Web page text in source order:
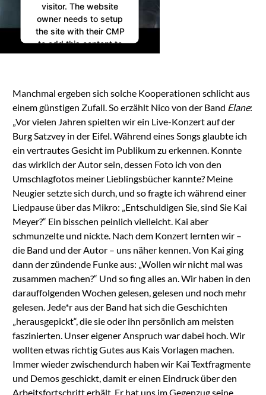
visitor. The website
owner needs to setup
the site with their CMP
to add this content to
the list of technologies
Usercentrics Consent
Management
Platform
Manchmal ergeben sich solche Kooperationen schlicht aus
einem günstigen Zufall. So erzählt Nico von der Band Elane:
„Vor vielen Jahren spielten wir ein Live-Konzert auf der
Burg Satzvey in der Eifel. Während eines Songs glaubte ich
ein vertrautes Gesicht im Publikum zu erkennen. Konnte
das wirklich der Autor sein, dessen Foto ich von den
Umschlagfotos meiner Lieblingsbücher kannte? Meine
Neugier setzte sich durch, und so fragte ich während einer
Liedpause über das Mikro: „Entschuldigen Sie, sind Sie Kai
Meyer?“ Ein bisschen peinlich vielleicht. Kai aber
schmunzelte und nickte. Nach dem Konzert lernten wir –
die Band und der Autor – uns näher kennen. Von Kai ging
dann der zündende Funke aus: „Wollen wir nicht mal was
zusammen machen?“ Und so fing alles an. Wir haben in den
darauffolgenden Wochen gelesen, gelesen und noch mehr
gelesen. Jede*r aus der Band hat sich die Geschichten
„herausgepickt“, die sie oder ihn persönlich am meisten
faszinierten. Unser eigener Anspruch war dabei hoch. Wir
wollten etwas richtig Gutes aus Kais Vorlagen machen.
Immer wieder zwischendurch haben wir Kai Textfragmente
und Demos geschickt, damit er einen Eindruck über den
Arbeitsfortschritt erhält. Er hat uns im Gegenzug seine